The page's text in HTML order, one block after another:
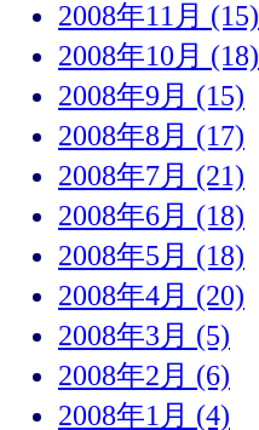
2008年11月 (15)
2008年10月 (18)
2008年9月 (15)
2008年8月 (17)
2008年7月 (21)
2008年6月 (18)
2008年5月 (18)
2008年4月 (20)
2008年3月 (5)
2008年2月 (6)
2008年1月 (4)